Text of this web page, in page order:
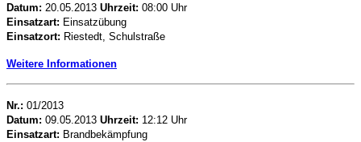
Datum: 20.05.2013 Uhrzeit: 08:00 Uhr
Einsatzart: Einsatzübung
Einsatzort: Riestedt, Schulstraße
Weitere Informationen
Nr.: 01/2013
Datum: 09.05.2013 Uhrzeit: 12:12 Uhr
Einsatzart: Brandbekämpfung